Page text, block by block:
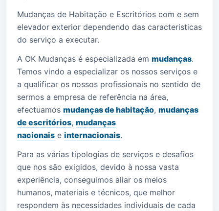
Mudanças de Habitação e Escritórios com e sem
elevador exterior dependendo das caracteristicas
do serviço a executar.
A OK Mudanças é especializada em mudanças.
Temos vindo a especializar os nossos serviços e
a qualificar os nossos profissionais no sentido de
sermos a empresa de referência na área,
efectuamos mudanças de habitação, mudanças
de escritórios, mudanças
nacionais e internacionais.
Para as várias tipologias de serviços e desafios
que nos são exigidos, devido à nossa vasta
experiência, conseguimos aliar os meios
humanos, materiais e técnicos, que melhor
respondem às necessidades individuais de cada